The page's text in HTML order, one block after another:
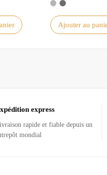
Ajouter au
express
rapide et fiable depuis un
mondial